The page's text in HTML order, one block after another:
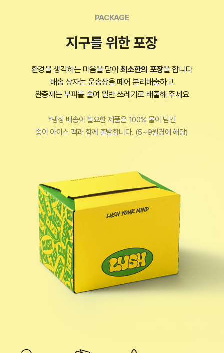
PACKAGE
지구를 위한 포장
환경을 생각하는 마음을 담아최소한의 포장을 합니다
배송 상자는 운송장을 떼어 분리배출하고
완충재는 부피를 줄여 일반 쓰레기로 배출해 주세요
*냉장 배송이 필요한 제품은 100% 물이 담긴
종이 아이스 팩과 함께 출발합니다. (5~9월경에 해당)